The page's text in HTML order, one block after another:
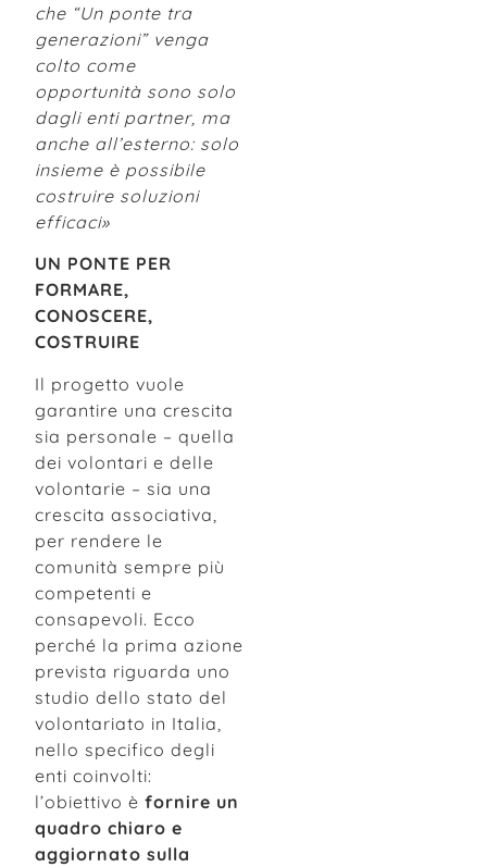
che “Un ponte tra
generazioni” venga
colto come
opportunità sono solo
dagli enti partner, ma
anche all’esterno: solo
insieme è possibile
costruire soluzioni
efficaci»
UN PONTE PER
FORMARE,
CONOSCERE,
COSTRUIRE
Il progetto vuole
garantire una crescita
sia personale – quella
dei volontari e delle
volontarie – sia una
crescita associativa,
per rendere le
comunità sempre più
competenti e
consapevoli. Ecco
perché la prima azione
prevista riguarda uno
studio dello stato del
volontariato in Italia,
nello specifico degli
enti coinvolti:
l’obiettivo è fornire un
quadro chiaro e
aggiornato sulla